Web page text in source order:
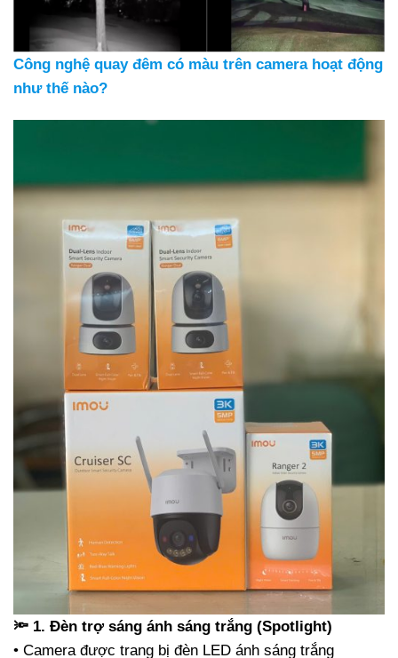
Công nghệ quay đêm có màu trên camera hoạt động
như thế nào?
🔦 1. Đèn trợ sáng ánh sáng trắng (Spotlight)
• Camera được trang bị đèn LED ánh sáng trắng